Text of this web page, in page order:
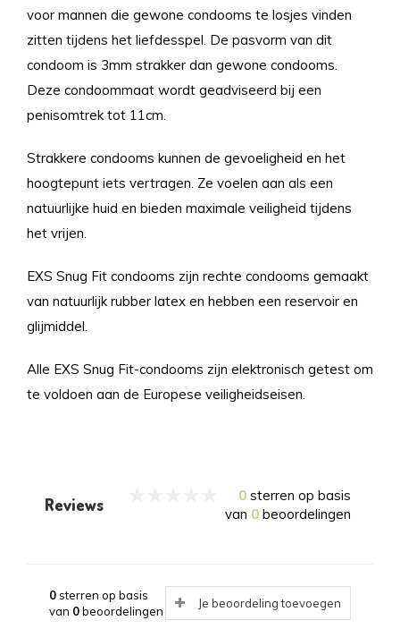
voor mannen die gewone condooms te losjes vinden
zitten tijdens het liefdesspel. De pasvorm van dit
condoom is 3mm strakker dan gewone condooms.
Deze condoommaat wordt geadviseerd bij een
penisomtrek tot 11cm.
Strakkere condooms kunnen de gevoeligheid en het
hoogtepunt iets vertragen. Ze voelen aan als een
natuurlijke huid en bieden maximale veiligheid tijdens
het vrijen.
EXS Snug Fit condooms zijn rechte condooms gemaakt
van natuurlijk rubber latex en hebben een reservoir en
glijmiddel.
Alle EXS Snug Fit-condooms zijn elektronisch getest om
te voldoen aan de Europese veiligheidseisen.
Reviews 0 sterren op basis
van 0 beoordelingen
0sterren op basis
van 0beoordelingen
Je beoordeling toevoegen